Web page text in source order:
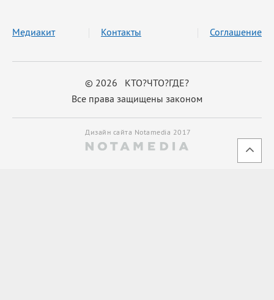
© 2026 КТО?ЧТО?ГДЕ?
Все права защищены законом
Медиакит Контакты Соглашение
Дизайн сайта Notamedia 2017